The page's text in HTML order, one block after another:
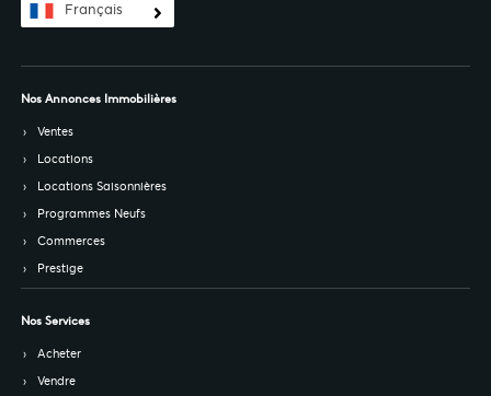
Français
Nos Annonces Immobilières
Ventes
Locations
Locations Saisonnières
Programmes Neufs
Commerces
Prestige
Nos Services
Acheter
Vendre